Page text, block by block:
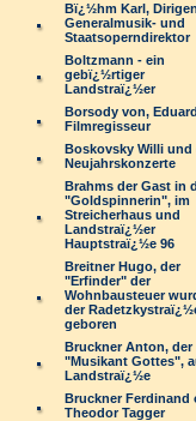
Bï¿½hm Karl,
Generalmusik- und
Staatsoperndirektor
Boltzmann - ein
gebï¿½rtiger
Landstraï¿½er
Borsody von,
Filmregisseur
Boskovsky Willi und
Neujahrskonzerte
Brahms der Gast in
"Goldspinnerin", im
Streicherhaus und
Landstraï¿½er
Hauptstraï¿½e 96
Breitner Hugo, der
"Erfinder" der
Wohnbausteuer
der
geboren
Bruckner Anton, der
"Musikant Gottes",
Landstraï¿½e
Bruckner Ferdinand
Theodor Tagger